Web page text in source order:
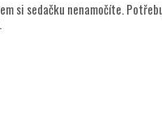
si sedačku nenamočíte.